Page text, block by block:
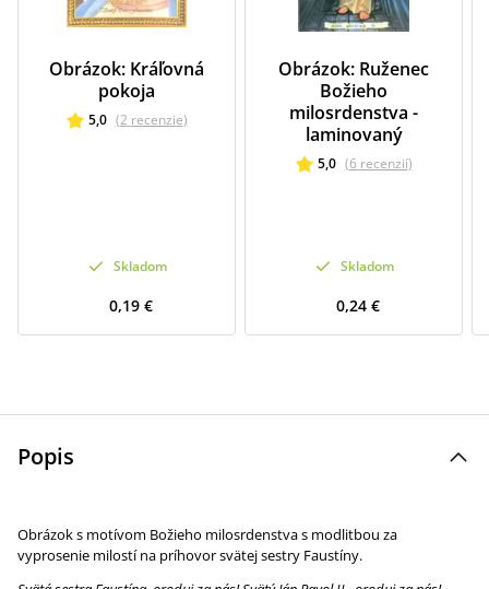
Obrázok: Kráľovná
pokoja
5,0 (2 recenzie)
Skladom
0,19 €
Obrázok: Ruženec
Božieho
milosrdenstva -
laminovaný
5,0 (6 recenzií)
Skladom
0,24 €
Popis
Obrázok s motívom Božieho milosrdenstva s modlitbou za
vyprosenie milostí na príhovor svätej sestry Faustíny.